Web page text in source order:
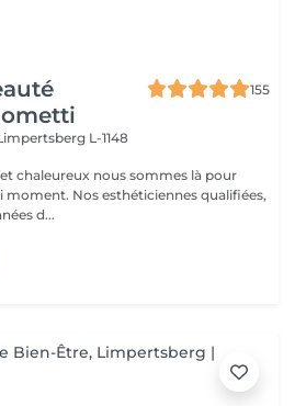
155
L-1148
chaleureux nous sommes là pour
moment. Nos esthéticiennes qualifiées,
d...